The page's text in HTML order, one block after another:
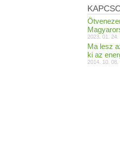
2023. 01. 24.
Ma lesz
ki az
2014. 10. 08.